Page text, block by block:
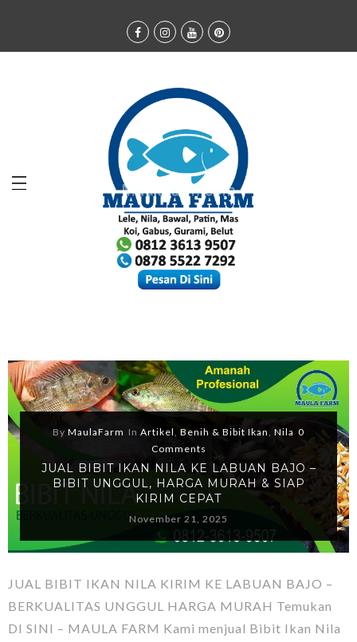
By MaulaFarm In Artikel, Benih & Bibit Ikan, Nila 0
Comments
JUAL BIBIT IKAN NILA KE LABUAN BAJO –
BIBIT UNGGUL, HARGA MURAH & SIAP
KIRIM CEPAT
November 21, 2025
JUAL BIBIT IKAN NILA KIRIM KE LABUAN BAJO –
BERKUALITAS UNGGUL HARGA MURAH Temukan
DI SINI – MAULA FARM Kami menjual Bibit Ikan Nila